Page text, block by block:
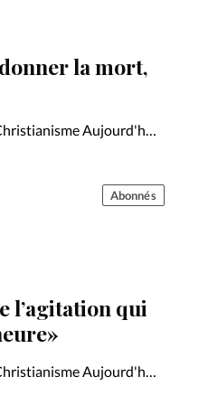
la mort,
Aujourd'hui
Abonnés
l’agitation qui
Aujourd'hui